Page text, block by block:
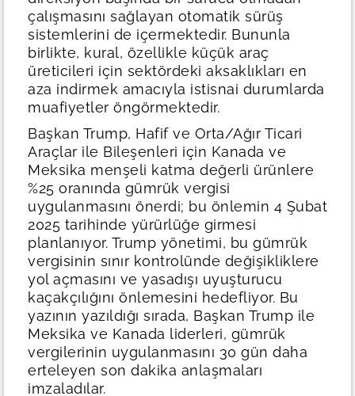
çalışmasını sağlayan otomatik sürüş
sistemlerini de içermektedir. Bununla
birlikte, kural, özellikle küçük araç
üreticileri için sektördeki aksaklıkları en
aza indirmek amacıyla istisnai durumlarda
muafiyetler öngörmektedir.
Başkan Trump, Hafif ve Orta/Ağır Ticari
Araçlar ile Bileşenleri için Kanada ve
Meksika menşeli katma değerli ürünlere
%25 oranında gümrük vergisi
uygulanmasını önerdi; bu önlemin 4 Şubat
2025 tarihinde yürürlüğe girmesi
planlanıyor. Trump yönetimi, bu gümrük
vergisinin sınır kontrolünde değişikliklere
yol açmasını ve yasadışı uyuşturucu
kaçakçılığını önlemesini hedefliyor. Bu
yazının yazıldığı sırada, Başkan Trump ile
Meksika ve Kanada liderleri, gümrük
vergilerinin uygulanmasını 30 gün daha
erteleyen son dakika anlaşmaları
imzaladılar.